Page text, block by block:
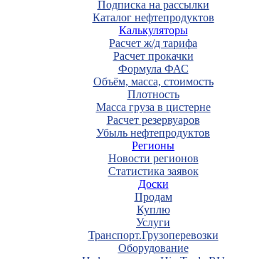
Подписка на рассылки
Каталог нефтепродуктов
Калькуляторы
Расчет ж/д тарифа
Расчет прокачки
Формула ФАС
Объём, масса, стоимость
Плотность
Масса груза в цистерне
Расчет резервуаров
Убыль нефтепродуктов
Регионы
Новости регионов
Статистика заявок
Доски
Продам
Куплю
Услуги
Транспорт.Грузоперевозки
Оборудование